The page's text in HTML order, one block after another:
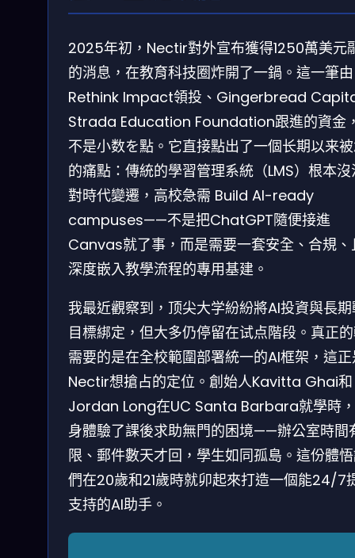
2025年初，Nectir對外宣布獲得1250萬美元
的消息，在教育科技圈炸開了一鍋。這一筆由
Rethink Impact領投、Gingerbread
Strada Education Foundation跟進的資金
不是小数を點。它直接點出了一個长期以来
的痛點：傳統的學習管理系統（LMS）根本
對時代變遷，高校急需 Build AI-ready
campuses——不是把ChatGPT隨便接進
Canvas就了事，而是需要一套安全、合規、
深度嵌入教學流程的專用基建。
我最近觀察到，顶尖大学紛紛將AI投資與長
目標綁定，但大多仍停留在试点階段。真正
需要的是在全校範圍部署統一的AI框架，這
Nectir想搶占的定位。創始人Kavitta Ghai和
Jordan Long在UC Santa Barbara就學時
身體驗了課後求助無門的困境——辦公室時間
限、郵件數天才回，學生如同孤島。這份體
們在20歲和21歲時就卯起來打造一個能24/7
支持的AI助手。